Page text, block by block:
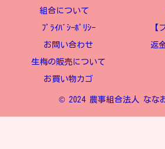
組合について
ﾌﾟﾗｲﾊﾞｼｰﾎﾟﾘｼｰ 【
お問い合わせ 返
生梅の販売について
お買い物カゴ
© 2024 農事組合法人 なな